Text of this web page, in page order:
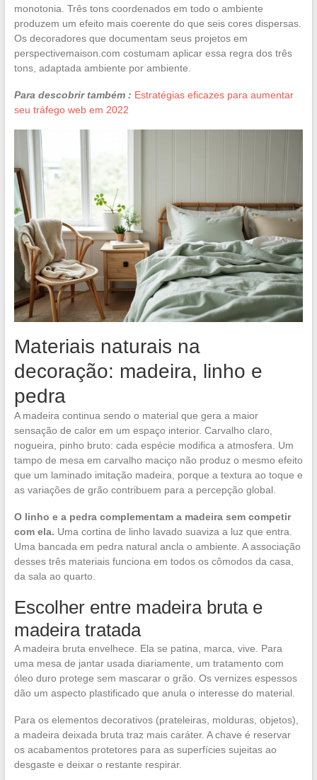
monotonia. Três tons coordenados em todo o ambiente
produzem um efeito mais coerente do que seis cores dispersas.
Os decoradores que documentam seus projetos em
perspectivemaison.com costumam aplicar essa regra dos três
tons, adaptada ambiente por ambiente.
Para descobrir também : Estratégias eficazes para aumentar
seu tráfego web em 2022
Materiais naturais na
decoração: madeira, linho e
pedra
A madeira continua sendo o material que gera a maior
sensação de calor em um espaço interior. Carvalho claro,
nogueira, pinho bruto: cada espécie modifica a atmosfera. Um
tampo de mesa em carvalho maciço não produz o mesmo efeito
que um laminado imitação madeira, porque a textura ao toque e
as variações de grão contribuem para a percepção global.
O linho e a pedra complementam a madeira sem competir
com ela. Uma cortina de linho lavado suaviza a luz que entra.
Uma bancada em pedra natural ancla o ambiente. A associação
desses três materiais funciona em todos os cômodos da casa,
da sala ao quarto.
Escolher entre madeira bruta e
madeira tratada
A madeira bruta envelhece. Ela se patina, marca, vive. Para
uma mesa de jantar usada diariamente, um tratamento com
óleo duro protege sem mascarar o grão. Os vernizes espessos
dão um aspecto plastificado que anula o interesse do material.
Para os elementos decorativos (prateleiras, molduras, objetos),
a madeira deixada bruta traz mais caráter. A chave é reservar
os acabamentos protetores para as superfícies sujeitas ao
desgaste e deixar o restante respirar.